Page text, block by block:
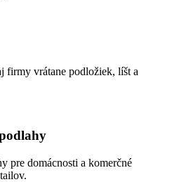
firmy vrátane podložiek, líšt a
pre domácnosti a komerčné